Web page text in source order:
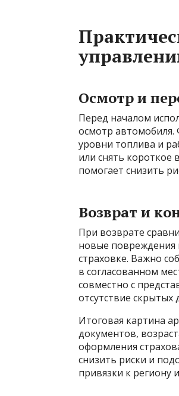
Осмотр и
Перед началом
осмотр автомобиля.
уровни топлива и
или снять короткое
помогает снизить
Возврат и
При возврате
новые повреждения
страховке. Важно
в согласованном
совместно с
отсутствие
Итоговая картина
документов,
оформления
снизить риски и
привязки к региону